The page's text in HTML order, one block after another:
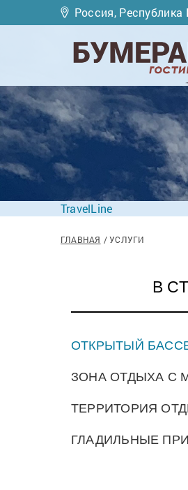
Россия,
TravelLine
ГЛАВНАЯ УСЛУГИ
В
ОТКРЫТЫЙ
ЗОНА ОТДЫХА С
ТЕРРИТОРИЯ
ГЛАДИЛЬНЫЕ